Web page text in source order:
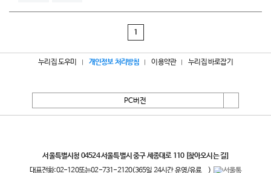
1
누리집 도우미 개인정보 처리방침 이용약관 누리집 바로잡기
PC버전
서울특별시청 04524 서울특별시 중구 세종대로 110 [찾아오시는 길]
대표전화:02-120또는02-731-2120(365일 24시간 운영/유료
)